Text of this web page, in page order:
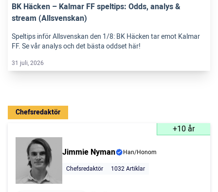
BK Häcken – Kalmar FF speltips: Odds, analys &
stream (Allsvenskan)
Speltips inför Allsvenskan den 1/8: BK Häcken tar emot Kalmar
FF. Se vår analys och det bästa oddset här!
31 juli, 2026
Chefsredaktör
+10 år
Jimmie Nyman
Han/Honom
Chefsredaktör
1032 Artiklar